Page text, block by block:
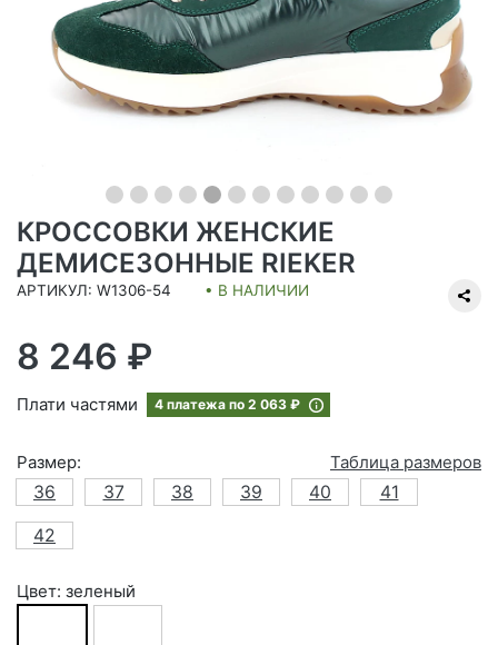
КРОССОВКИ ЖЕНСКИЕ
ДЕМИСЕЗОННЫЕ RIEKER
АРТИКУЛ: W1306-54 • В НАЛИЧИИ
8 246 ₽
Плати частями 4 платежа по 2 063 ₽
Размер:
Таблица размеров
36
37 38 39 40 41
42
Цвет: зеленый